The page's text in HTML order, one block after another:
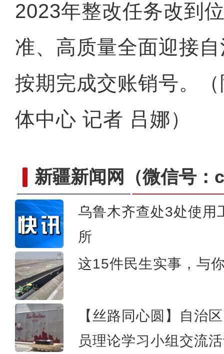
2023年整改任务改到
准、高质量全面迎接
按期完成交账销号。
体中心 记者 吕娜）
新疆新闻网 （微信号
乌鲁木齐查处3处使用
所
这15件民生实事，与
【丝路同心圆】自治
员理论学习小组交流